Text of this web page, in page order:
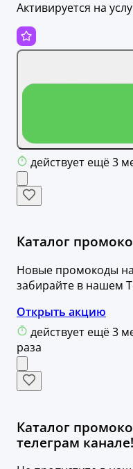
Активируется на
действует ещё 3
Каталог
Новые промокоды
забирайте в нашем
Открыть акцию
действует ещё 3
раза
Каталог
телеграм канале!